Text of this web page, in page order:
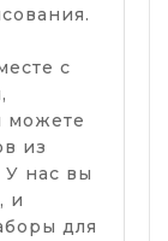
с
можете
из
нас вы
и
для